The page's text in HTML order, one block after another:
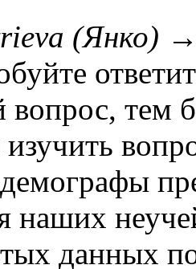
(Янко)
тем
демографы
наших
данных